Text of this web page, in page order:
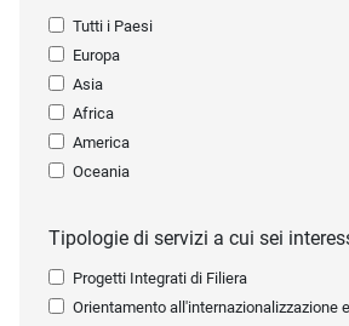
Tutti i Paesi
Europa
Asia
Africa
America
Oceania
Tipologie di servizi a cui sei
Progetti Integrati di Filiera
Orientamento all'internazionalizzazione